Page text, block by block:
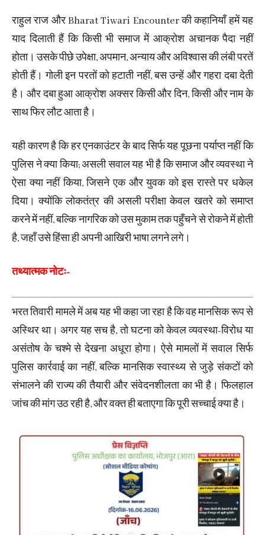
राहुल राज और Bharat Tiwari Encounter की कहानियाँ हमें यह
याद दिलाती हैं कि किसी भी समाज में आक्रोश अचानक पैदा नहीं
होता। उसके पीछे उपेक्षा, अपमान, अन्याय और अविश्वास की लंबी परतें
होती हैं। गोली इन परतों को हटाती नहीं, बस उन्हें और गहरा दबा देती
है। और दबा हुआ आक्रोश अक्सर किसी और दिन, किसी और नाम के
साथ फिर लौट आता है।
यही कारण है कि हर एनकाउंटर के बाद सिर्फ यह पूछना पर्याप्त नहीं कि
पुलिस ने क्या किया; असली सवाल यह भी है कि समाज और व्यवस्था ने
ऐसा क्या नहीं किया, जिसने एक और युवक को इस रास्ते पर धकेल
दिया। क्योंकि लोकतंत्र की असली परीक्षा केवल खतरे को समाप्त
करने में नहीं, बल्कि नागरिक को उस मुकाम तक पहुँचने से रोकने में होती
है, जहाँ उसे हिंसा ही अपनी आखिरी भाषा लगने लगे।
तथ्यात्मक नोटः-
भरत तिवारी मामले में अब यह भी कहा जा रहा है कि वह मानसिक रूप से
अस्थिर था। अगर यह सच है, तो घटना को केवल व्यवस्था-विरोध या
असंतोष के चश्मे से देखना अधूरा होगा। ऐसे मामलों में सवाल सिर्फ
पुलिस कार्रवाई का नहीं, बल्कि मानसिक स्वास्थ्य से जुड़े संकटों को
संभालने की राज्य की तैयारी और संवेदनशीलता का भी है। फिलहाल
जांच की मांग उठ रही है, और वक्त ही बताएगा कि पूरी सच्चाई क्या है।